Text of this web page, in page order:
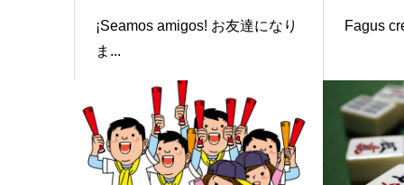
¡Seamos amigos! お友達になり
ま...
Fagus